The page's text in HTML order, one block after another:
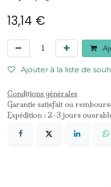
13,14 €
Ajouter à la liste de
Conditions générales
Garantie satisfait ou
Expédition : 2-3 jours